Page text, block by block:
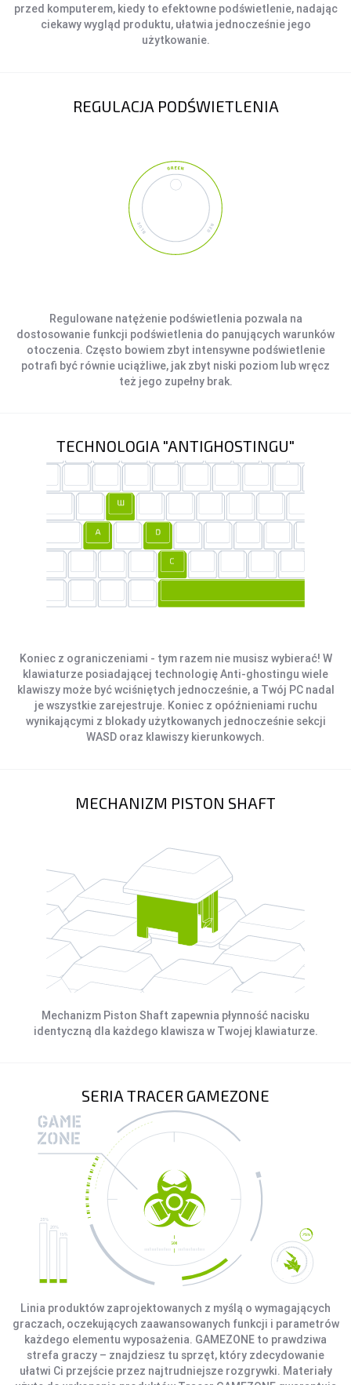
przed komputerem, kiedy to efektowne podświetlenie, nadając
ciekawy wygląd produktu, ułatwia jednocześnie jego
użytkowanie.
REGULACJA PODŚWIETLENIA
Regulowane natężenie podświetlenia pozwala na
dostosowanie funkcji podświetlenia do panujących warunków
otoczenia. Często bowiem zbyt intensywne podświetlenie
potrafi być równie uciążliwe, jak zbyt niski poziom lub wręcz
też jego zupełny brak.
TECHNOLOGIA "ANTIGHOSTINGU"
Koniec z ograniczeniami - tym razem nie musisz wybierać! W
klawiaturze posiadającej technologię Anti-ghostingu wiele
klawiszy może być wciśniętych jednocześnie, a Twój PC nadal
je wszystkie zarejestruje. Koniec z opóźnieniami ruchu
wynikającymi z blokady użytkowanych jednocześnie sekcji
WASD oraz klawiszy kierunkowych.
MECHANIZM PISTON SHAFT
Mechanizm Piston Shaft zapewnia płynność nacisku
identyczną dla każdego klawisza w Twojej klawiaturze.
SERIA TRACER GAMEZONE
Linia produktów zaprojektowanych z myślą o wymagających
graczach, oczekujących zaawansowanych funkcji i parametrów
każdego elementu wyposażenia. GAMEZONE to prawdziwa
strefa graczy – znajdziesz tu sprzęt, który zdecydowanie
ułatwi Ci przejście przez najtrudniejsze rozgrywki. Materiały